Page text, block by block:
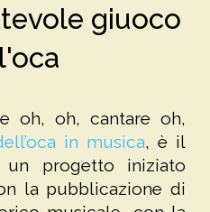
giuoco
oh, oh, cantare oh,
in musica, è il
progetto iniziato
la pubblicazione di